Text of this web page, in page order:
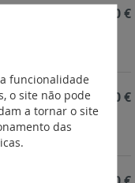
5,80 €
PRT
5,80 €
funcionalidade
o site não pode
a tornar o site
das